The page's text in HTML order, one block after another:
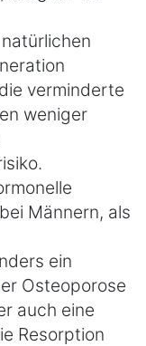
verminderte
weniger
Männern, als
ein
Osteoporose
auch eine
Resorption